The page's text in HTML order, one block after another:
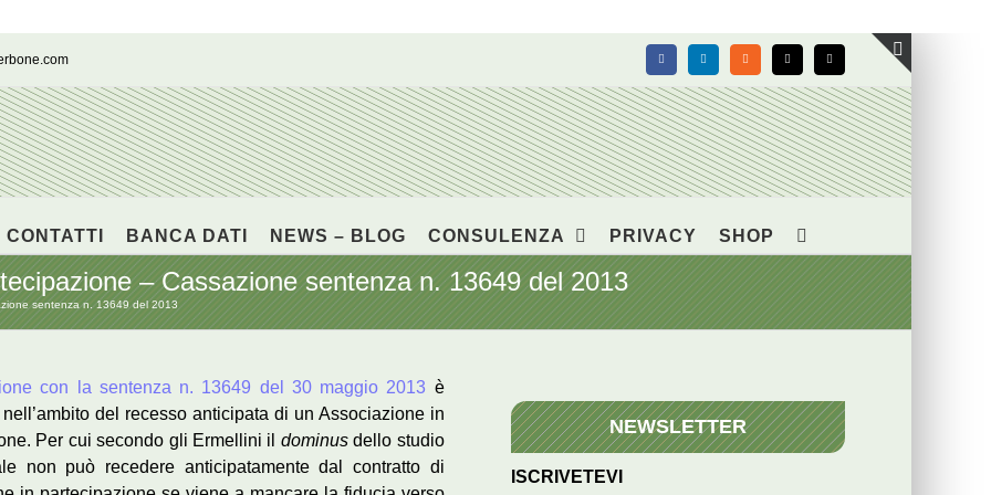
FacebookLinkedIn Rss X Email
CONTATTI BANCA DATI NEWS – BLOG CONSULENZA PRIVACY SHOP
– Cassazione sentenza n. 13649 del 2013
sentenza n. 13649 del 2013
con la sentenza n. 13649 del 30 maggio 2013 è
del recesso anticipata di un Associazione in
Per cui secondo gli Ermellini il dominusdello studio
non può recedere anticipatamente dal contratto di
NEWSLETTER
ISCRIVETEVI
Toggle
area
barra
scorrevole